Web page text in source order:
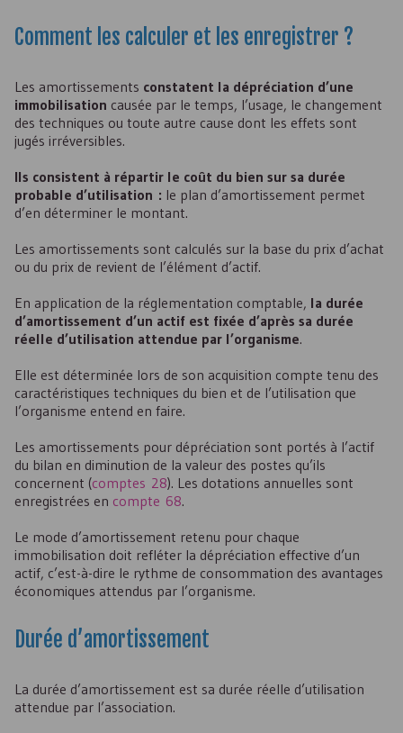
Comment les calculer et les enregistrer ?
Les amortissements constatent la dépréciation d’une
immobilisation causée par le temps, l’usage, le changement
des techniques ou toute autre cause dont les effets sont
jugés irréversibles.
Ils consistent à répartir le coût du bien sur sa durée
probable d’utilisation : le plan d’amortissement permet
d’en déterminer le montant.
Les amortissements sont calculés sur la base du prix d’achat
ou du prix de revient de l’élément d’actif.
En application de la réglementation comptable, la durée
d’amortissement d’un actif est fixée d’après sa durée
réelle d’utilisation attendue par l’organisme.
Elle est déterminée lors de son acquisition compte tenu des
caractéristiques techniques du bien et de l’utilisation que
l’organisme entend en faire.
Les amortissements pour dépréciation sont portés à l’actif
du bilan en diminution de la valeur des postes qu’ils
concernent (comptes 28). Les dotations annuelles sont
enregistrées en compte 68.
Le mode d’amortissement retenu pour chaque
immobilisation doit refléter la dépréciation effective d’un
actif, c’est-à-dire le rythme de consommation des avantages
économiques attendus par l’organisme.
Durée d’amortissement
La durée d’amortissement est sa durée réelle d’utilisation
attendue par l’association.